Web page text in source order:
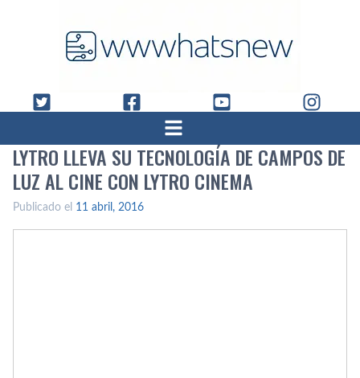
LYTRO LLEVA SU TECNOLOGÍ­A DE CAMPOS DE
LUZ AL CINE CON LYTRO CINEMA
Publicado el 11 abril, 2016